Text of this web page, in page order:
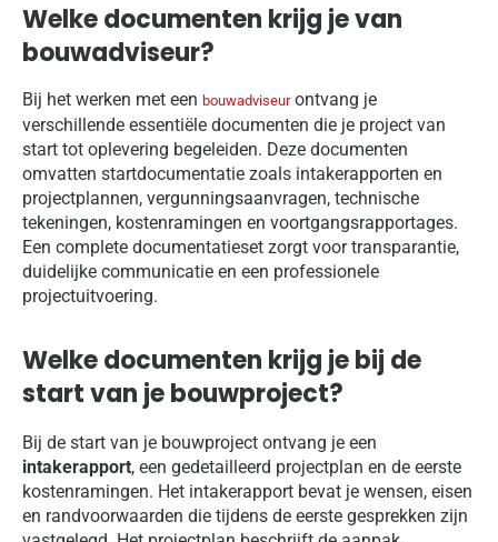
Welke documenten krijg je van
bouwadviseur?
Bij het werken met een bouwadviseurontvang je
verschillende essentiële documenten die je project van
start tot oplevering begeleiden. Deze documenten
omvatten startdocumentatie zoals intakerapporten en
projectplannen, vergunningsaanvragen, technische
tekeningen, kostenramingen en voortgangsrapportages.
Een complete documentatieset zorgt voor transparantie,
duidelijke communicatie en een professionele
projectuitvoering.
Welke documenten krijg je bij de
start van je bouwproject?
Bij de start van je bouwproject ontvang je een
intakerapport, een gedetailleerd projectplan en de eerste
kostenramingen. Het intakerapport bevat je wensen, eisen
en randvoorwaarden die tijdens de eerste gesprekken zijn